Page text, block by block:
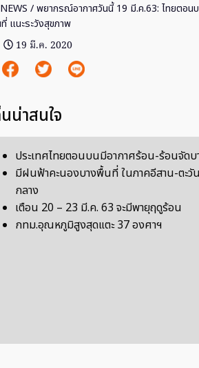
NEWS / พยากรณ์อากาศวันนี้ 19 มี.ค.63: ไทยตอน
แนะระวังสุขภาพ
19 มี.ค. 2020
น่าสนใจ
ประเทศไทยตอนบนมีอากาศร้อน-ร้อนจัด
มีฝนฟ้าคะนองบางพื้นที่ ในภาคอีสาน-ตะวั
กลาง
เตือน 20 – 23 มี.ค. 63 จะมีพายุฤดูร้อน
กทม.อุณหภูมิสูงสุดแตะ 37 องศาฯ